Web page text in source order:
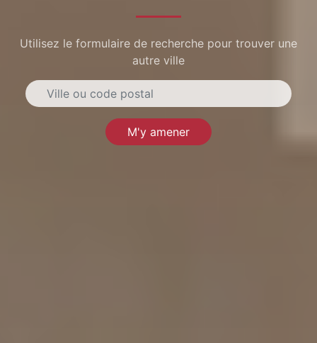
Utilisez le formulaire de recherche pour trouver une
autre ville
M'y amener